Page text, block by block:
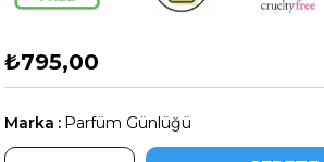
₺795,00
Marka : Parfüm Günlüğü